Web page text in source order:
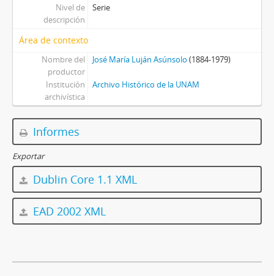
Nivel de
descripción
Serie
Área de contexto
Nombre del
productor
José María Luján Asúnsolo (1884-1979)
Institución
archivística
Archivo Histórico de la UNAM
Informes
Exportar
Dublin Core 1.1 XML
EAD 2002 XML